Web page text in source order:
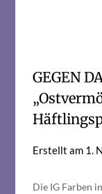
GEGEN
Erstellt am 1.
Die IG Farben